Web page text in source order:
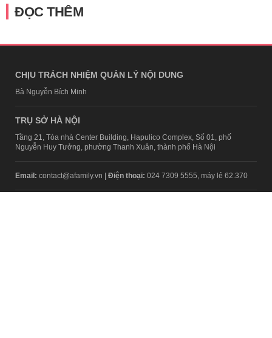
ĐỌC THÊM
CHỊU TRÁCH NHIỆM QUẢN LÝ NỘI DUNG
Bà Nguyễn Bích Minh
TRỤ SỞ HÀ NỘI
Tầng 21, Tòa nhà Center Building, Hapulico Complex, Số 01, phố
Nguyễn Huy Tưởng, phường Thanh Xuân, thành phố Hà Nội
Email: contact@afamily.vn | Điện thoại: 024 7309 5555, máy lẻ 62.370